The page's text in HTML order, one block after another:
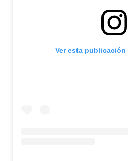
Ver esta publicación